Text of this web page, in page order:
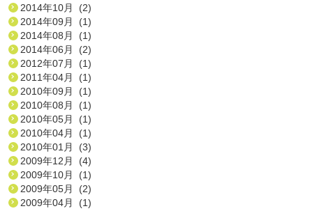
2014年10月 (2)
2014年09月 (1)
2014年08月 (1)
2014年06月 (2)
2012年07月 (1)
2011年04月 (1)
2010年09月 (1)
2010年08月 (1)
2010年05月 (1)
2010年04月 (1)
2010年01月 (3)
2009年12月 (4)
2009年10月 (1)
2009年05月 (2)
2009年04月 (1)